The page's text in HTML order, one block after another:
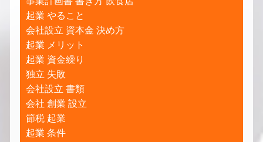
起業 やること
会社設立 資本金 決め方
起業 メリット
起業 資金繰り
独立 失敗
会社設立 書類
会社 創業 設立
節税 起業
起業 条件